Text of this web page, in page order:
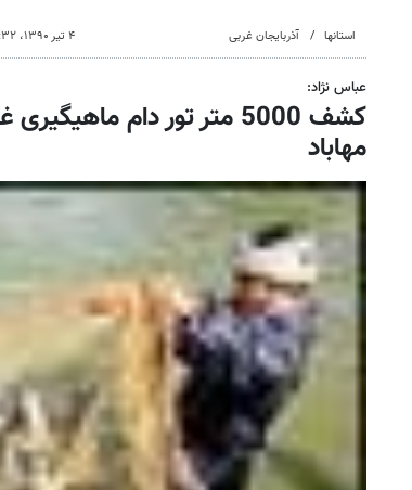
استانها آذربایجان غربی ۴ تیر ۱۳۹۰، ۱۲:۳۲
عباس نژاد:
کشف 5000 متر تور دام
مهاباد